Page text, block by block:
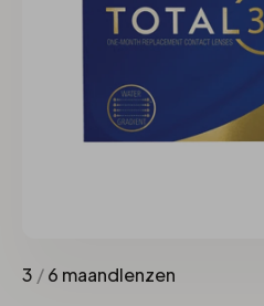
3 /6 maandlenzen